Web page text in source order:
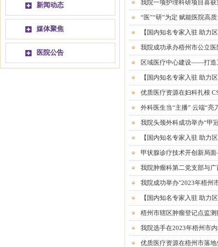
新闻动态
媒体聚焦
医院公告
我院一项护理科研项目喜
“医”“研”为定 赋能医院高
【国内知名专家入驻 助力
我院成功承办梧州市公立
区域医疗中心建设——打造
【国内知名专家入驻 助力
优质医疗资源在妇科扎根
外科医生当“主播” 云端“亮
我院头颈外科成功举办“
【国内知名专家入驻 助力
甲状腺诊疗技术开创新局
我院成功举办"2023年梧州
【国内知名专家入驻 助力
梧州市辖区肿瘤登记点监
我院选手在2023年梧州市
优质医疗资源在梧州市落